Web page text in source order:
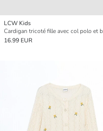
LCW Kids
16.99 EUR